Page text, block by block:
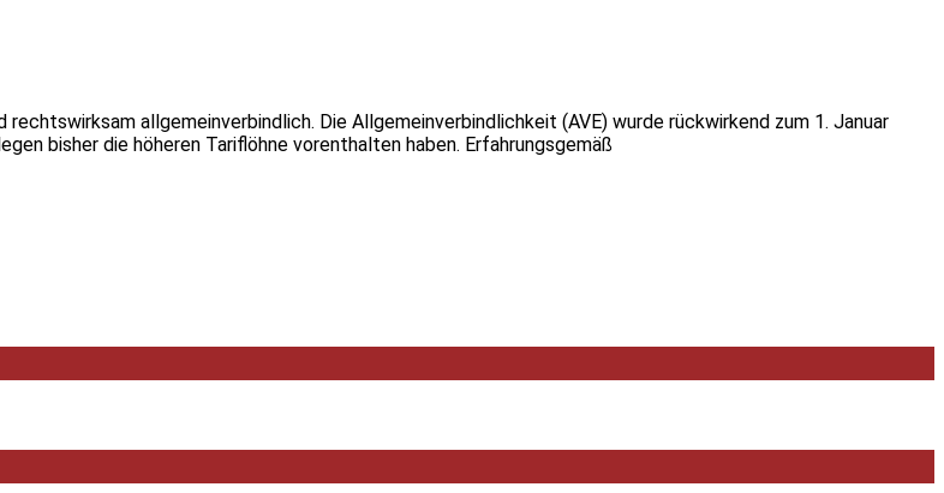
allgemeinverbindlich. Die Allgemeinverbindlichkeit (AVE) wurde rückwirkend zum 1. Januar
bisher die höheren Tariflöhne vorenthalten haben. Erfahrungsgemäß